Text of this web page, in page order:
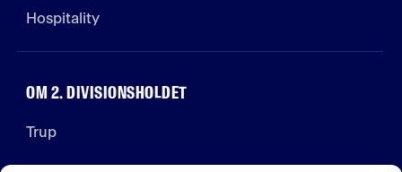
Hospitality
OM 2. DIVISIONSHOLDET
Trup